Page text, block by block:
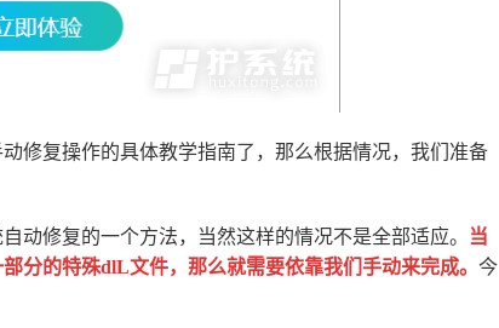
修复操作的具体教学指南了，那么根据情况，我们准备
动修复的一个方法，当然这样的情况不是全部适应。
当
分的特殊dlL文件，那么就需要依靠我们手动来完成。 今